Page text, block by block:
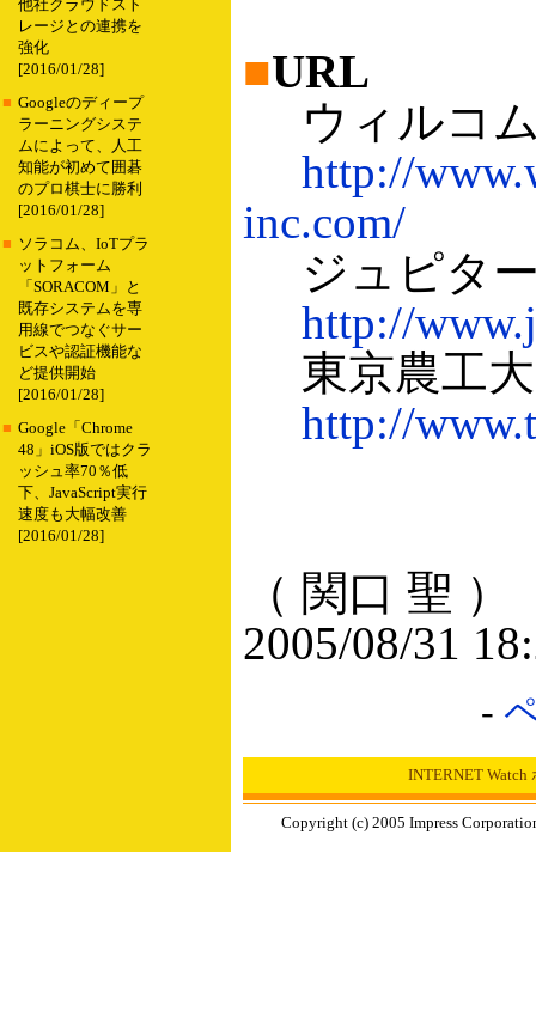
他社クラウドスト
レージとの連携を
強化
[2016/01/28]
■ Googleのディープ
ラーニングシステ
ムによって、人工
知能が初めて囲碁
のプロ棋士に勝利
[2016/01/28]
■ ソラコム、IoTプラ
ットフォーム
「SORACOM」と
既存システムを専
用線でつなぐサー
ビスや認証機能な
ど提供開始
[2016/01/28]
■ Google「Chrome
48」iOS版ではクラ
ッシュ率70％低
下、JavaScript実行
速度も大幅改善
[2016/01/28]
■URL
ウィルコ
http://
inc.com/
ジュピタ
http://
東京農工
http://
（ 関口 聖 ）
2005/08/31
-
INTERNET Watch
Copyright (c) 2005 Impress